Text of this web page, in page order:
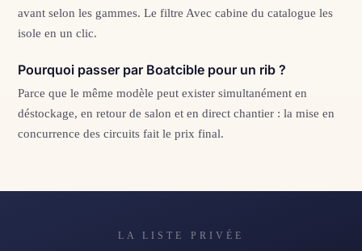
avant selon les gammes. Le filtre Avec cabine du catalogue les
isole en un clic.
Pourquoi passer par Boatcible pour un rib ?
Parce que le même modèle peut exister simultanément en
déstockage, en retour de salon et en direct chantier : la mise en
concurrence des circuits fait le prix final.
LA LISTE PRIVÉE